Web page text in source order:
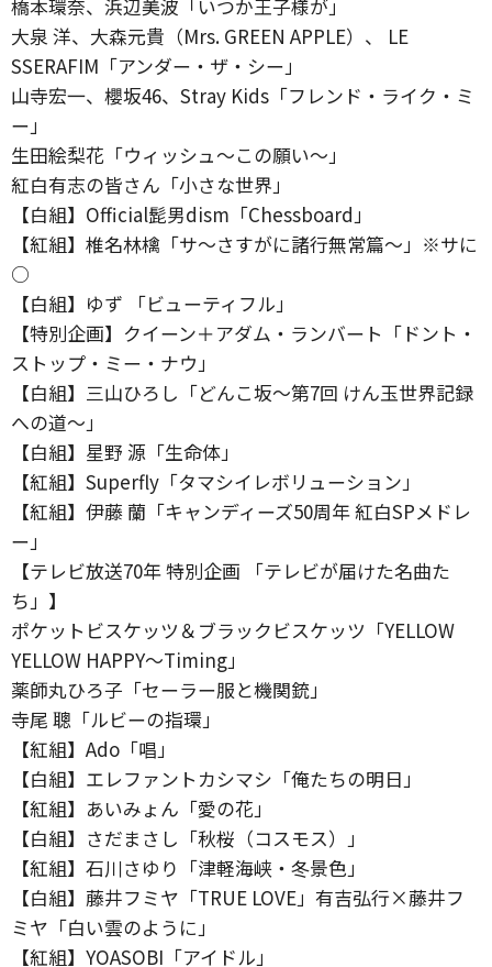
橋本環奈、浜辺美波「いつか王子様が」
大泉 洋、大森元貴（Mrs. GREEN APPLE）、 LE
SSERAFIM「アンダー・ザ・シー」
山寺宏一、櫻坂46、Stray Kids「フレンド・ライク・ミ
ー」
生田絵梨花「ウィッシュ～この願い～」
紅白有志の皆さん「小さな世界」
【白組】Official髭男dism「Chessboard」
【紅組】椎名林檎「サ～さすがに諸行無常篇～」※サに
○
【白組】ゆず 「ビューティフル」
【特別企画】クイーン＋アダム・ランバート「ドント・
ストップ・ミー・ナウ」
【白組】三山ひろし「どんこ坂～第7回 けん玉世界記録
への道～」
【白組】星野 源「生命体」
【紅組】Superfly「タマシイレボリューション」
【紅組】伊藤 蘭「キャンディーズ50周年 紅白SPメドレ
ー」
【テレビ放送70年 特別企画 「テレビが届けた名曲た
ち」】
ポケットビスケッツ＆ブラックビスケッツ「YELLOW
YELLOW HAPPY～Timing」
薬師丸ひろ子「セーラー服と機関銃」
寺尾 聰「ルビーの指環」
【紅組】Ado「唱」
【白組】エレファントカシマシ「俺たちの明日」
【紅組】あいみょん「愛の花」
【白組】さだまさし「秋桜（コスモス）」
【紅組】石川さゆり「津軽海峡・冬景色」
【白組】藤井フミヤ「TRUE LOVE」有吉弘行×藤井フ
ミヤ「白い雲のように」
【紅組】YOASOBI「アイドル」